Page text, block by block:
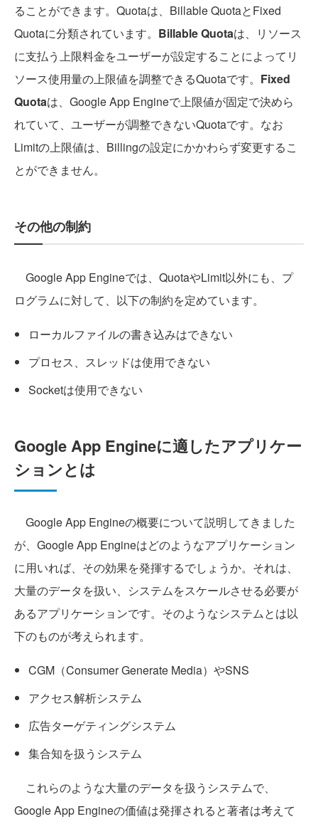
ることができます。Quotaは、Billable QuotaとFixed
Quotaに分類されています。 Billable Quotaは、リソース
に支払う上限料金をユーザーが設定することによってリ
ソース使用量の上限値を調整できるQuotaです。 Fixed
Quotaは、Google App Engineで上限値が固定で決めら
れていて、ユーザーが調整できないQuotaです。なお
Limitの上限値は、Billingの設定にかかわらず変更するこ
とができません。
その他の制約
Google App Engineでは、QuotaやLimit以外にも、プ
ログラムに対して、以下の制約を定めています。
ローカルファイルの書き込みはできない
プロセス、スレッドは使用できない
Socketは使用できない
Google App Engineに適したアプリケー
ションとは
Google App Engineの概要について説明してきました
が、Google App Engineはどのようなアプリケーション
に用いれば、その効果を発揮するでしょうか。それは、
大量のデータを扱い、システムをスケールさせる必要が
あるアプリケーションです。そのようなシステムとは以
下のものが考えられます。
CGM（Consumer Generate Media）やSNS
アクセス解析システム
広告ターゲティングシステム
集合知を扱うシステム
これらのような大量のデータを扱うシステムで、
Google App Engineの価値は発揮されると著者は考えて